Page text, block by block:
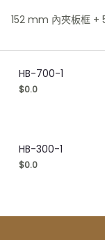
152 mm 內夾板框
HB-700-1
$0.0
HB-300-1
$0.0